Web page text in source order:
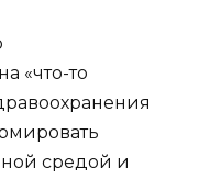
«что-то
средой и